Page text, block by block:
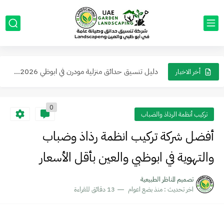
أخر الاخبار
حول حديقتك إلى واحة ملكية أرقى تصاميم الحدائق العصرية في...
أفكار مبتكرة لتزيين واجهات ومداخل المنازل والفلل من الخارج في...
تركيب أنظمة الرذاذ والضباب
0
أفضل شركة تركيب انظمة رذاذ وضباب
والتهوية في ابوظبي والعين بأقل الأسعار
تصميم المناظر الطبيعية
اخر تحديث : منذ بضع اعوام 13 دقائق للقراءة